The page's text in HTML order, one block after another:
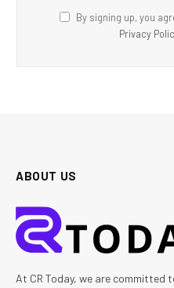
By signing up, you
Privacy
ABOUT US
At CR Today, we are committed